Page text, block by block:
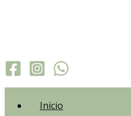
Inicio